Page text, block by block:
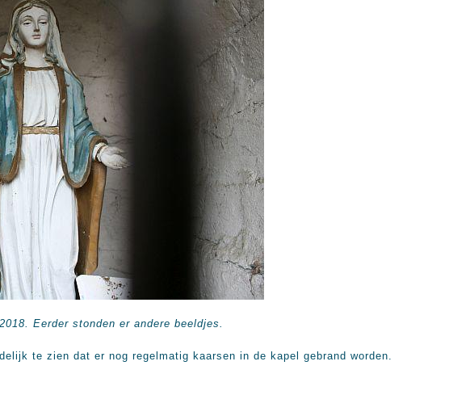
Eerder stonden er andere beeldjes.
te zien dat er nog regelmatig kaarsen in de kapel gebrand worden.